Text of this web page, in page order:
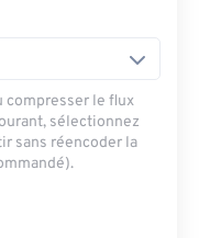
compresser le flux
sélectionnez
sans réencoder la